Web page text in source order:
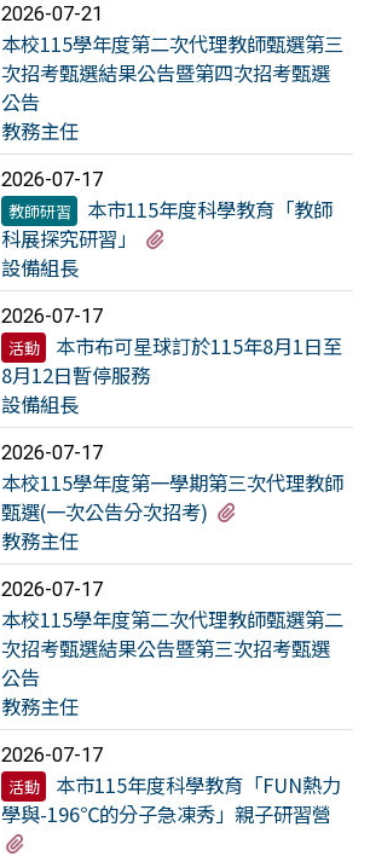
2026-07-21
本校115學年度第二次代理教師甄選第三
次招考甄選結果公告暨第四次招考甄選
公告
教務主任
2026-07-17
教師研習
本市115年度科學教育「教師
科展探究研習」
設備組長
2026-07-17
活動
本市布可星球訂於115年8月1日至
8月12日暫停服務
設備組長
2026-07-17
本校115學年度第一學期第三次代理教師
甄選(一次公告分次招考)
教務主任
2026-07-17
本校115學年度第二次代理教師甄選第二
次招考甄選結果公告暨第三次招考甄選
公告
教務主任
2026-07-17
活動
本市115年度科學教育「FUN熱力
學與-196℃的分子急凍秀」親子研習營